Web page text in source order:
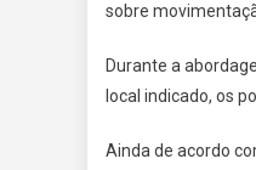
sobre
Durante a
local indicado, os
Ainda de acordo